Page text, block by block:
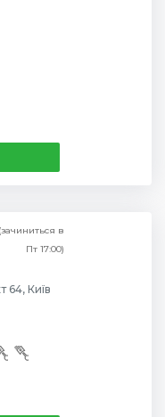
(зачиниться в
Пт 17:00)
Повіртрофлотский проспект 64, Київ